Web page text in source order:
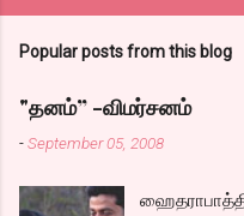
Popular posts from this blog
"தனம்” -விமர்சனம்
-September 05, 2008